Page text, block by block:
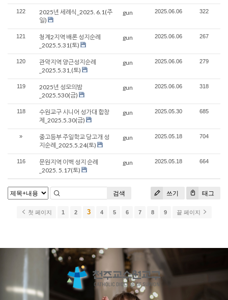
122
2025년 세례식_2025. 6.1(주
일)
gun 2025.06.06 322
121
청계2지역 배론 성지순례
_2025.5.31(토)
gun 2025.06.06 267
120
관악지역 양근성지순례
_2025.5.31,(토)
gun 2025.06.06 279
119
2025년 성모의밤
_2025.530(금)
gun 2025.06.06 318
118
수원교구 시니어 성가대 합창
제_2025.5.30(금)
gun 2025.05.30 685
»
중고등부 주일학교 당고개 성
지순례_2025.5.24(토)
gun 2025.05.18 704
116
문원지역 이벽 성지 순례
_2025. 5.17(토)
gun 2025.05.18 664
쓰기 태그
검색
첫 페이지 1 2 3 4 5 6 7 8 9 끝 페이지